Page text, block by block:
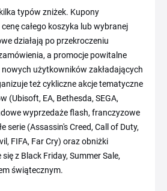
typów zniżek. Kupony
całego koszyka lub wybranej
działają po przekroczeniu
a promocje powitalne
użytkowników zakładających
też cykliczne akcje tematyczne
(Ubisoft, EA, Bethesda, SEGA,
wyprzedaże flash, franczyzowe
serie (Assassin's Creed, Call of Duty,
FIFA, Far Cry) oraz obniżki
z Black Friday, Summer Sale,
świątecznym.